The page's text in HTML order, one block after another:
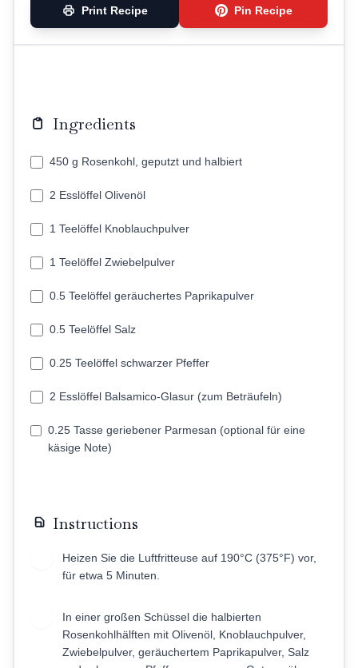
Print Recipe Pin Recipe
Ingredients
450 g Rosenkohl, geputzt und halbiert
2 Esslöffel Olivenöl
1 Teelöffel Knoblauchpulver
1 Teelöffel Zwiebelpulver
0.5 Teelöffel geräuchertes Paprikapulver
0.5 Teelöffel Salz
0.25 Teelöffel schwarzer Pfeffer
2 Esslöffel Balsamico-Glasur (zum Beträufeln)
0.25 Tasse geriebener Parmesan (optional für eine
käsige Note)
Instructions
Heizen Sie die Luftfritteuse auf 190°C (375°F) vor,
für etwa 5 Minuten.
In einer großen Schüssel die halbierten
Rosenkohlhälften mit Olivenöl, Knoblauchpulver,
Zwiebelpulver, geräuchertem Paprikapulver, Salz